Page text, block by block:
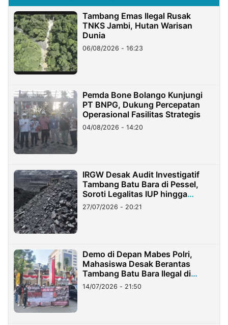
Tambang Emas Ilegal Rusak
TNKS Jambi, Hutan Warisan
Dunia
06/08/2026 - 16:23
Pemda Bone Bolango Kunjungi
PT BNPG, Dukung Percepatan
Operasional Fasilitas Strategis
04/08/2026 - 14:20
IRGW Desak Audit Investigatif
Tambang Batu Bara di Pessel,
Soroti Legalitas IUP hingga
Stockpile
27/07/2026 - 20:21
Demo di Depan Mabes Polri,
Mahasiswa Desak Berantas
Tambang Batu Bara Ilegal di
Lampung
14/07/2026 - 21:50